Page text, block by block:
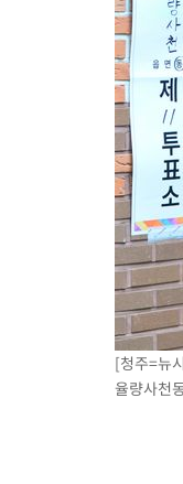
[청주=뉴
율량사천